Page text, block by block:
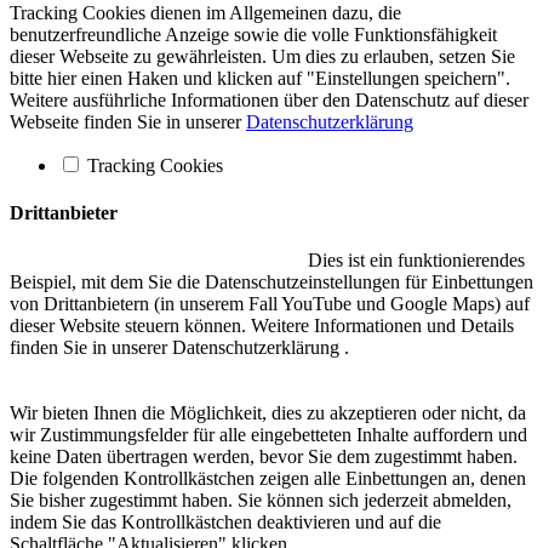
Tracking Cookies dienen im Allgemeinen dazu, die
benutzerfreundliche Anzeige sowie die volle Funktionsfähigkeit
dieser Webseite zu gewährleisten. Um dies zu erlauben, setzen Sie
bitte hier einen Haken und klicken auf "Einstellungen speichern".
Weitere ausführliche Informationen über den Datenschutz auf dieser
Webseite finden Sie in unsererDatenschutzerklärung
Tracking Cookies
Drittanbieter
Dies ist ein funktionierendes
Beispiel, mit dem Sie die Datenschutzeinstellungen für Einbettungen
von Drittanbietern (in unserem Fall YouTube und Google Maps) auf
dieser Website steuern können. Weitere Informationen und Details
finden Sie in unserer Datenschutzerklärung .
Wir bieten Ihnen die Möglichkeit, dies zu akzeptieren oder nicht, da
wir Zustimmungsfelder für alle eingebetteten Inhalte auffordern und
keine Daten übertragen werden, bevor Sie dem zugestimmt haben.
Die folgenden Kontrollkästchen zeigen alle Einbettungen an, denen
Sie bisher zugestimmt haben. Sie können sich jederzeit abmelden,
indem Sie das Kontrollkästchen deaktivieren und auf die